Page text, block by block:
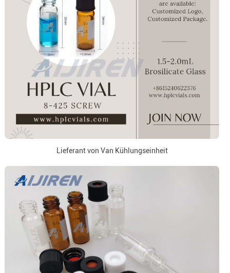
Lieferant von Van Kühlungseinheit